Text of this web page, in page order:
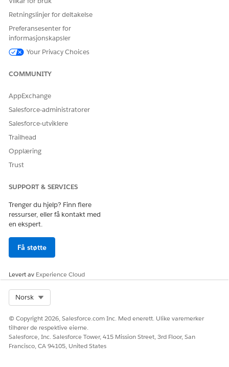
HJALP DENNE ARTIKKELEN MED Å LØSE PROBLEMET DITT?
La oss få vite det slik at vi kan forbedre!
Retningslinjer for deltakelse
Preferansesenter for
informasjonskapsler
Your Privacy Choices
COMMUNITY
AppExchange
Salesforce-administratorer
Salesforce-utviklere
Trailhead
Opplæring
Trust
SUPPORT & SERVICES
Trenger du hjelp? Finn flere
ressurser, eller få kontakt med
en ekspert.
Få støtte
Levert av Experience Cloud
Norsk
© Copyright 2026, Salesforce.com Inc. Med enerett. Ulike varemerker
tilhører de respektive eierne.
Salesforce, Inc. Salesforce Tower, 415 Mission Street, 3rd Floor, San
Francisco, CA 94105, United States